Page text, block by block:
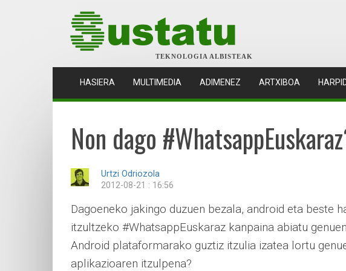
TEKNOLOGIA ALBISTEAK
HASIERA (CURRENT)
MULTIMEDIA ADIMENEZ ARTXIBOA
Non dago
Urtzi Odriozola
2012-08-21 : 16:56
Dagoeneko jakingo duzuen bezala, android eta beste
itzultzeko #WhatsappEuskaraz kanpaina abiatu
Android plataformarako guztiz itzulia izatea lortu
aplikazioaren itzulpena?